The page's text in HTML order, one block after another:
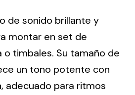
de sonido brillante y
montar en set de
o timbales. Su tamaño de
un tono potente con
adecuado para ritmos